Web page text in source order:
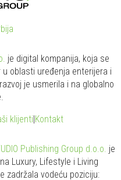
je digital kompanija, koja se
oblasti uređenja enterijera i
je usmerila i na globalno
klijenti|Kontakt
Publishing Group d.o.o. je
Luxury, Lifestyle i Living
zadržala vodeću poziciju: